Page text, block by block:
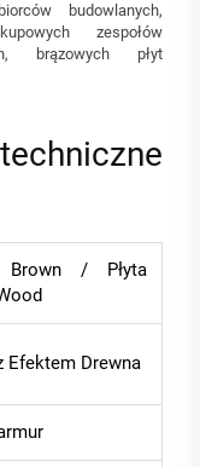
budowlanych,
zespołów
brązowych płyt
Brown / Płyta
Efektem Drewna